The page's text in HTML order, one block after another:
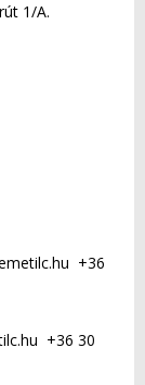
1/A.
+36
+36 30